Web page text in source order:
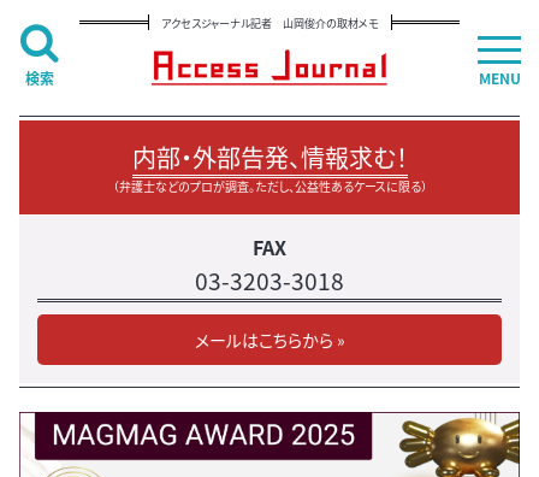
アクセスジャーナル記者 山岡俊介の取材メモ
内部・外部告発、情報求む！
（弁護士などのプロが調査。ただし、公益性あるケースに限る）
FAX
03-3203-3018
メールはこちらから »
MENU
検索